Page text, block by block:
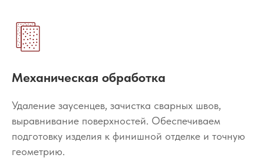
Механическая обработка
Удаление заусенцев, зачистка сварных швов,
выравнивание поверхностей. Обеспечиваем
подготовку изделия к финишной отделке и точную
геометрию.